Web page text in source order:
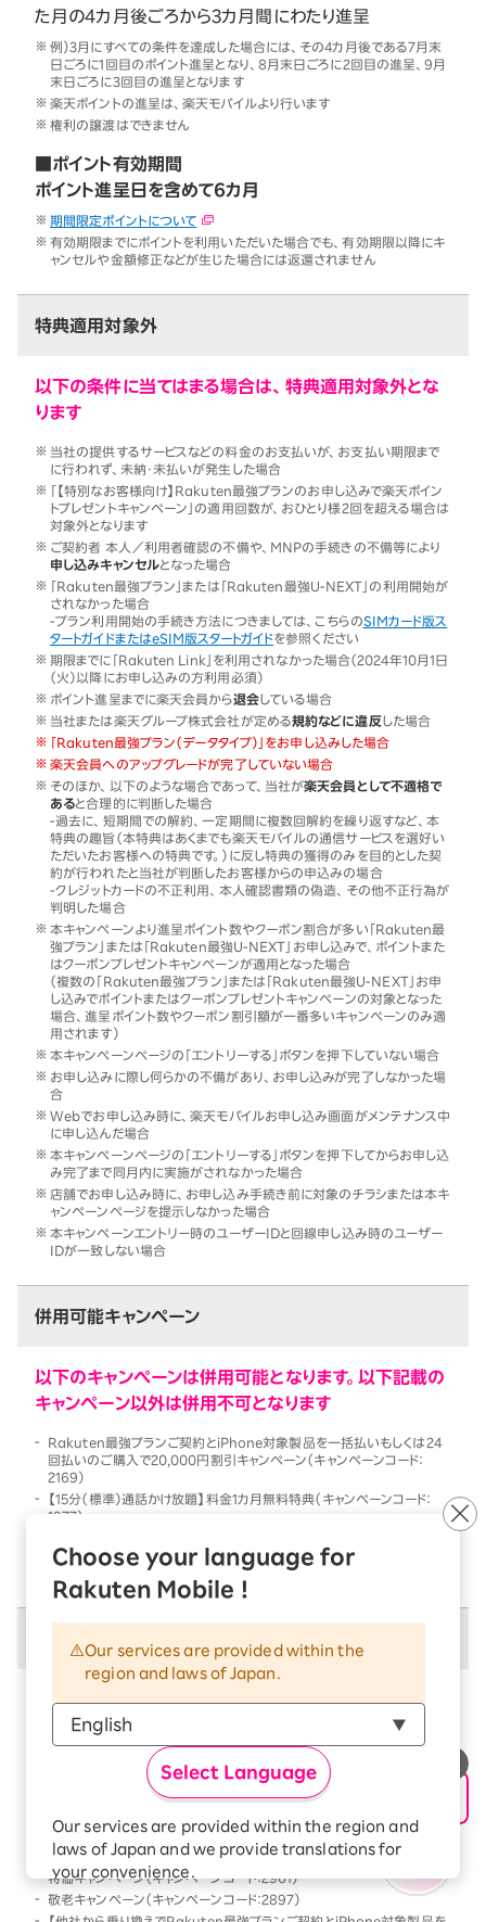
Choose your language for
Rakuten Mobile !
Our services are provided within the
region and laws of Japan.
Select Language
Our services are provided within the region and
laws of Japan and we provide translations for
your convenience.
The Japanese version of our websites and
applications, in which include Rakuten
た月の4カ月後ごろから3カ月間にわたり進呈
例）3月にすべての条件を達成した場合には、その4カ月後である7月末
日ごろに1回目のポイント進呈となり、8月末日ごろに2回目の進呈、9月
末日ごろに3回目の進呈となります
楽天ポイントの進呈は、楽天モバイルより行います
権利の譲渡はできません
■ポイント有効期間
ポイント進呈日を含めて6カ月
期間限定ポイントについて
有効期限までにポイントを利用いただいた場合でも、有効期限以降にキ
ャンセルや金額修正などが生じた場合には返還されません
特典適用対象外
以下の条件に当てはまる場合は、特典適用対象外とな
ります
当社の提供するサービスなどの料金のお支払いが、お支払い期限まで
に行われず、未納・未払いが発生した場合
「【特別なお客様向け】Rakuten最強プランのお申し込みで楽天ポイン
トプレゼントキャンペーン」の適用回数が、おひとり様2回を超える場合は
対象外となります
ご契約者 本人／利用者確認の不備や、MNPの手続きの不備等により
申し込みキャンセルとなった場合
「Rakuten最強プラン」または「Rakuten最強U-NEXT」の利用開始が
されなかった場合
-プラン利用開始の手続き方法につきましては、こちらのSIMカード版ス
タートガイドまたはeSIM版スタートガイドを参照ください
期限までに「Rakuten Link」を利用されなかった場合（2024年10月1日
（火）以降にお申し込みの方利用必須）
ポイント進呈までに楽天会員から退会している場合
当社または楽天グループ株式会社が定める規約などに違反した場合
「Rakuten最強プラン（データタイプ）」をお申し込みした場合
楽天会員へのアップグレードが完了していない場合
そのほか、以下のような場合であって、当社が楽天会員として不適格で
あると合理的に判断した場合
-過去に、短期間での解約、一定期間に複数回解約を繰り返すなど、本
特典の趣旨（本特典はあくまでも楽天モバイルの通信サービスを選好い
ただいたお客様への特典です。）に反し特典の獲得のみを目的とした契
約が行われたと当社が判断したお客様からの申込みの場合
-クレジットカードの不正利用、本人確認書類の偽造、その他不正行為が
判明した場合
本キャンペーンより進呈ポイント数やクーポン割合が多い「Rakuten最
強プラン」または「Rakuten最強U-NEXT」お申し込みで、ポイントまた
はクーポンプレゼントキャンペーンが適用となった場合
（複数の「Rakuten最強プラン」または「Rakuten最強U-NEXT」お申
し込みでポイントまたはクーポンプレゼントキャンペーンの対象となった
場合、進呈ポイント数やクーポン割引額が一番多いキャンペーンのみ適
用されます）
本キャンペーンページの「エントリーする」ボタンを押下していない場合
お申し込みに際し何らかの不備があり、お申し込みが完了しなかった場
合
Webでお申し込み時に、楽天モバイルお申し込み画面がメンテナンス中
に申し込んだ場合
本キャンペーンページの「エントリーする」ボタンを押下してからお申し込
み完了まで同月内に実施がされなかった場合
店舗でお申し込み時に、お申し込み手続き前に対象のチラシまたは本キ
ャンペーンページを提示しなかった場合
本キャンペーンエントリー時のユーザーIDと回線申し込み時のユーザー
IDが一致しない場合
併用可能キャンペーン
以下のキャンペーンは併用可能となります。以下記載の
キャンペーン以外は併用不可となります
Rakuten最強プランご契約とiPhone対象製品を一括払いもしくは24
回払いのご購入で20,000円割引キャンペーン（キャンペーンコード：
2169）
【15分（標準）通話かけ放題】料金1カ月無料特典（キャンペーンコード：
1977）
括払いもしくは24回払いのご購入で割引キャンペーン（キャンペーンコー
以下のキャンペーンは、併用不可となります
本キャンペーン条件を満たす前、または満たした後に、
以下のキャンペーンの条件を満たした場合には、以下の
キャンペーンのみが優先的に適用となります
Rakutenオリジナル製品 1円キャンペーン（キャンペーンコード：2808）
「Rakuten最強プラン契約＆Android買い替え超トクプログラム利用」
特価キャンペーン（キャンペーンコード：2961）
敬老キャンペーン（キャンペーンコード：2897）